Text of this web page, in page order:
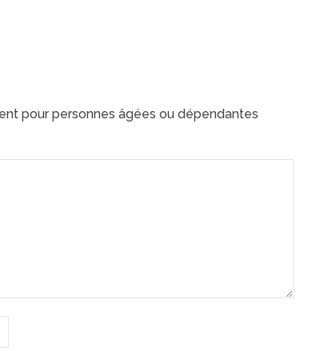
pour personnes âgées ou dépendantes